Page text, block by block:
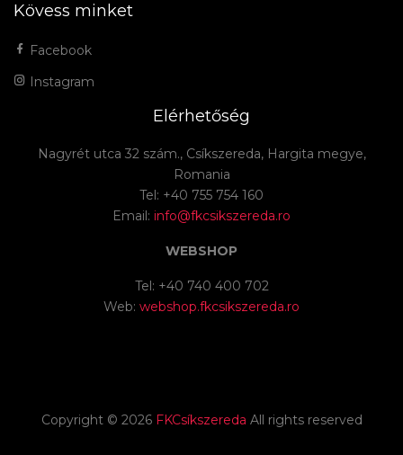
Kövess minket
Facebook
Instagram
Elérhetőség
Nagyrét utca 32 szám., Csíkszereda, Hargita megye,
Romania
Tel: +40 755 754 160
Email: info@fkcsikszereda.ro
WEBSHOP
Tel: +40 740 400 702
Web: webshop.fkcsikszereda.ro
Copyright © 2026 FKCsíkszereda All rights reserved